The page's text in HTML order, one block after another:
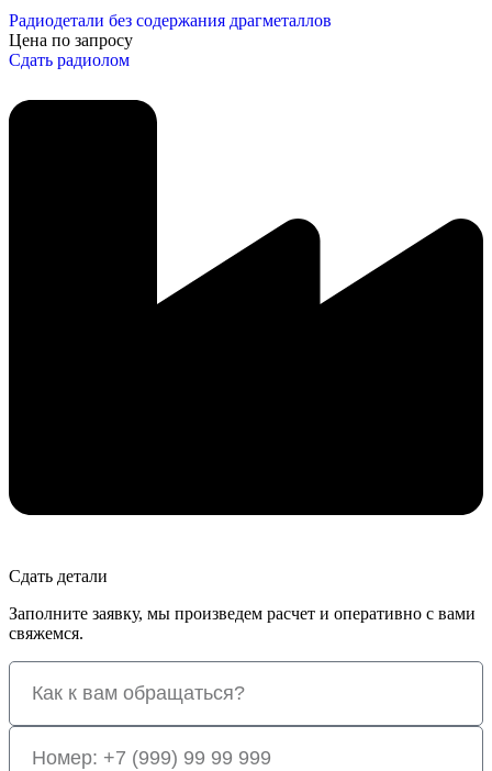
Радиодетали без содержания драгметаллов
Цена по запросу
Сдать радиолом
Сдать детали
Заполните заявку, мы произведем расчет и оперативно с вами
свяжемся.